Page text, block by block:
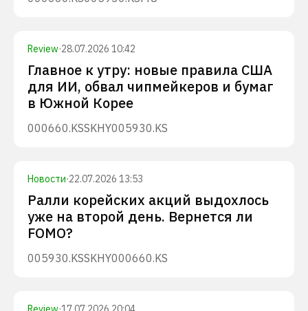
Review·28.07.2026 10:42
Главное к утру: новые правила США
для ИИ, обвал чипмейкеров и бумаг
в Южной Корее
000660.KSSKHY005930.KS
Новости·22.07.2026 13:53
Ралли корейских акций выдохлось
уже на второй день. Вернется ли
FOMO?
005930.KSSKHY000660.KS